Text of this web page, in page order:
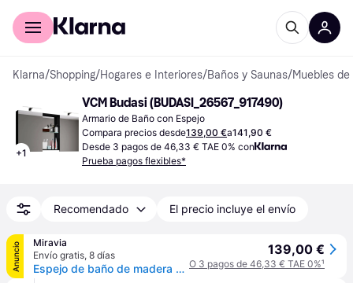
Comprar con Klarna
Klarna/Shopping/Hogares e Interiores/Baños y Saunas/Muebles
+1
VCM Budasi (BUDASI_26567_917490)
Armario de Baño con Espejo
Compara precios desde139,00 €a141,90 €
Desde 3 pagos de 46,33 € TAE 0% con
Prueba pagos flexibles*
Recomendado El precio incluye el envío
Anuncio
Miravia
Envío gratis, 8 días
Espejo de baño de madera Espejo de pared Espejo colgante Armario con espejo de baño Budasi Espejo de baño de madera Espejo de pared Espejo colgante Armario con espejo de baño Budasi - Negro
139,00 €
O 3 pagos de 46,33 € TAE 0%¹